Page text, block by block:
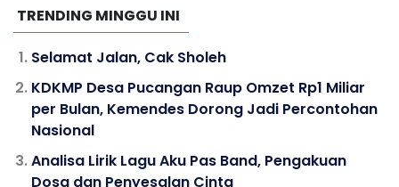
TRENDING MINGGU INI
Selamat Jalan, Cak Sholeh
KDKMP Desa Pucangan Raup Omzet Rp1 Miliar
per Bulan, Kemendes Dorong Jadi Percontohan
Nasional
Analisa Lirik Lagu Aku Pas Band, Pengakuan
Dosa dan Penyesalan Cinta